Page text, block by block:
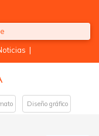
|
Diseño gráfico